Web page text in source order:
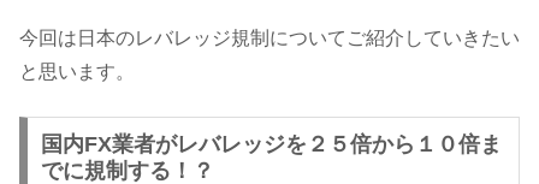
今回は日本のレバレッジ規制についてご紹介していきたい
と思います。
国内FX業者がレバレッジを２５倍から１０倍ま
でに規制する！？